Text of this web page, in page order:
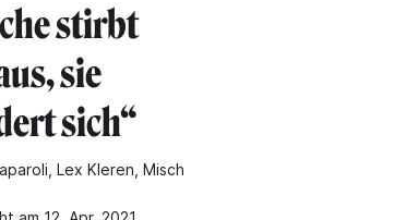
stirbt
sie
sich“
Lex Kleren, Misch